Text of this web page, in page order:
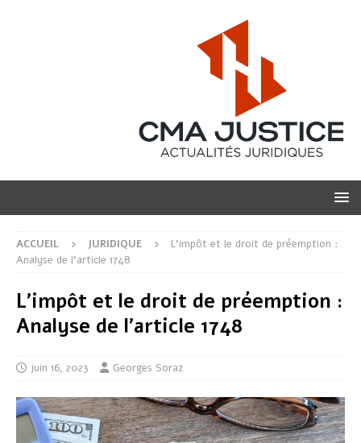
ACCUEIL JURIDIQUE
L’impôt et le droit de préemption :
Analyse de l’article 1748
L’impôt et le droit de préemption :
Analyse de l’article 1748
juin 16, 2023 Georges Soraz